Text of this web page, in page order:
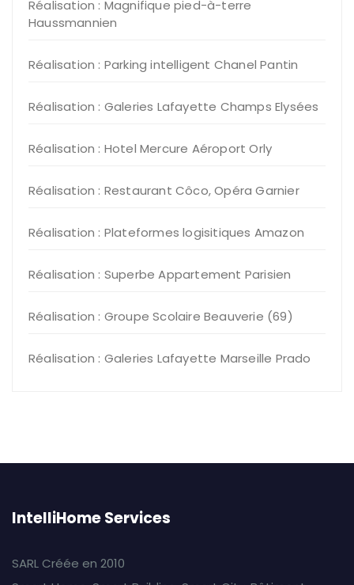
Réalisation : Magnifique pied-à-terre
Haussmannien
Réalisation : Parking intelligent Chanel Pantin
Réalisation : Galeries Lafayette Champs Elysées
Réalisation : Hotel Mercure Aéroport Orly
Réalisation : Restaurant Côco, Opéra Garnier
Réalisation : Plateformes logisitiques Amazon
Réalisation : Superbe Appartement Parisien
Réalisation : Groupe Scolaire Beauverie (69)
Réalisation : Galeries Lafayette Marseille Prado
IntelliHome Services
SARL Créée en 2010